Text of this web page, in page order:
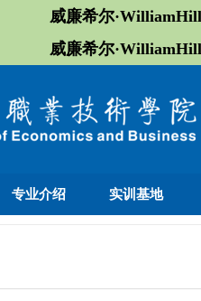
威廉希尔
威廉希尔
专业介绍 实训基地